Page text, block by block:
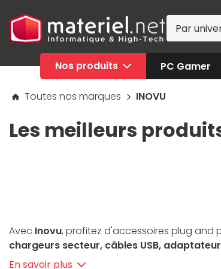
Par
Nos produits PC Gamer
Toutes nos marques INOVU
Les meilleurs
Avec Inovu, profitez d'accessoires plug
chargeurs secteur, câbles USB,
robustes et efficaces, les produits Inovu
En savoir plus